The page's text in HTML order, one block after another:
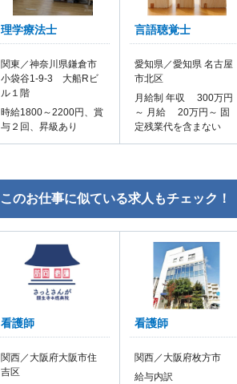
理学療法士
関東／神奈川県鎌倉市
小袋谷1-9-3 大船Rビ
ル１階
時給1800～2200円、賞
与２回、昇級あり
言語聴覚士
愛知県／愛知県 名古屋
市北区
月給制 年収 300万円
～ 月給 20万円～ 固
定残業代を含まない
このお仕事に似ている求人もチェック！
看護師
関西／大阪府大阪市住
吉区
看護師
関西／大阪府枚方市
給与内訳